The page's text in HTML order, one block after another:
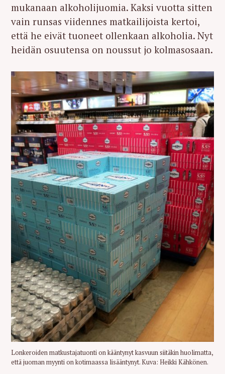
mukanaan alkoholijuomia. Kaksi vuotta sitten
vain runsas viidennes matkailijoista kertoi,
että he eivät tuoneet ollenkaan alkoholia. Nyt
heidän osuutensa on noussut jo kolmasosaan.
Lonkeroiden matkustajatuonti on kääntynyt kasvuun siitäkin huolimatta,
että juoman myynti on kotimaassa lisääntynyt. Kuva: Heikki Kähkönen.